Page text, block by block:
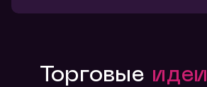
Торговые идеи